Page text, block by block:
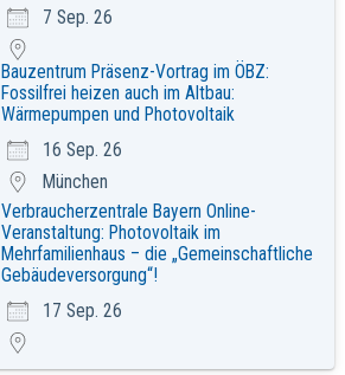
7 Sep. 26
Bauzentrum Präsenz-Vortrag im ÖBZ:
Fossilfrei heizen auch im Altbau:
Wärmepumpen und Photovoltaik
16 Sep. 26
München
Verbraucherzentrale Bayern Online-
Veranstaltung: Photovoltaik im
Mehrfamilienhaus – die „Gemeinschaftliche
Gebäudeversorgung“!
17 Sep. 26